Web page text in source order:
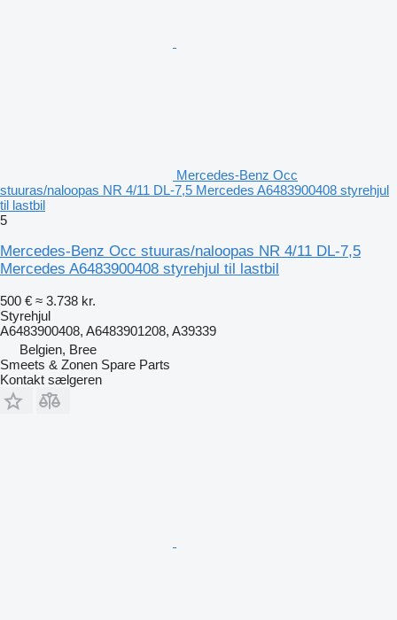
Mercedes-Benz Occ
stuuras/naloopas NR 4/11 DL-7,5 Mercedes A6483900408 styrehjul
til lastbil
5
Mercedes-Benz Occ stuuras/naloopas NR 4/11 DL-7,5
Mercedes A6483900408 styrehjul til lastbil
500 € ≈ 3.738 kr.
Styrehjul
A6483900408, A6483901208, A39339
Belgien, Bree
Smeets & Zonen Spare Parts
Kontakt sælgeren